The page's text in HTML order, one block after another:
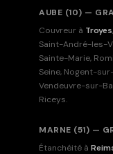
AUBE (10) —
Couvreur à Troyes
Saint-André-les-
Sainte-Marie,
Seine, Nogent-
Vendeuvre-sur-
Riceys.
MARNE (51) —
Étanchéité à